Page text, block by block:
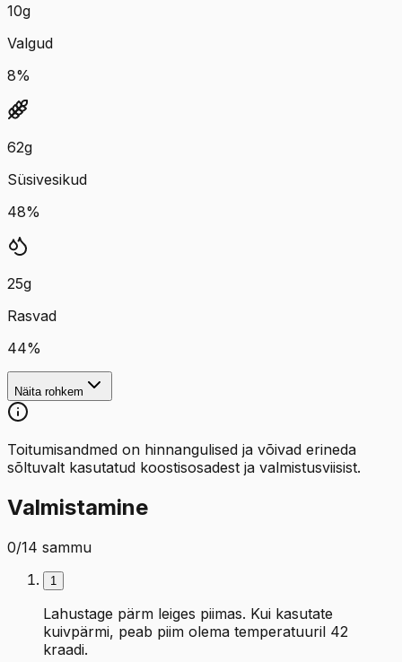
10g
Valgud
8%
62g
Süsivesikud
48%
25g
Rasvad
44%
Näita rohkem
Toitumisandmed on hinnangulised ja võivad erineda
sõltuvalt kasutatud koostisosadest ja valmistusviisist.
Valmistamine
0/14 sammu
1
Lahustage pärm leiges piimas. Kui kasutate
kuivpärmi, peab piim olema temperatuuril 42
kraadi.